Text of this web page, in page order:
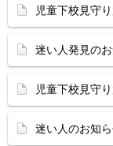
児童下校見守
迷い人発見の
児童下校見守
迷い人のお知